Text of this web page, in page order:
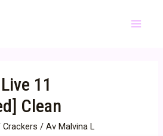
11
Clean
Crackers / Av Malvina L